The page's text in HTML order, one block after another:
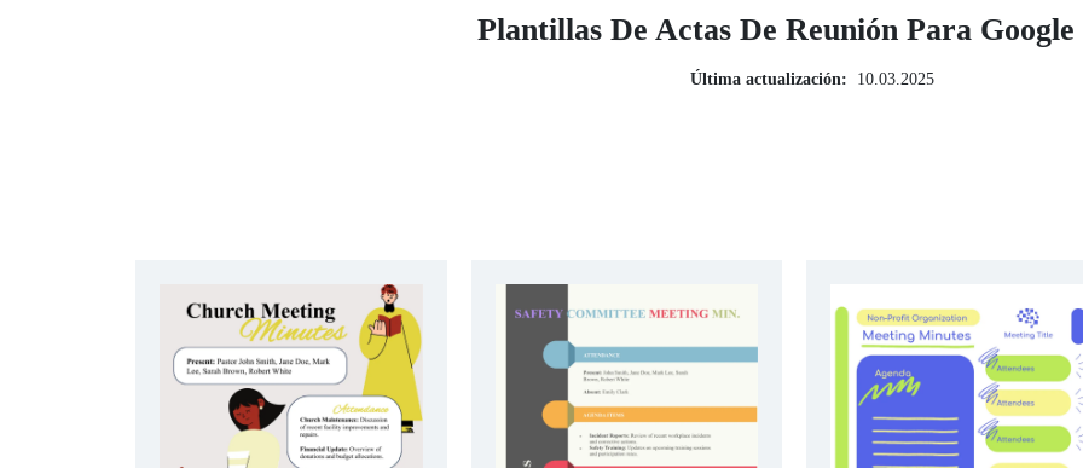
Plantillas De Actas De Reunión Para Google
Última actualización: 10.03.2025